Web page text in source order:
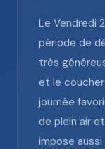
Le Vendredi
période de
très
et le
journée
de plein air
impose